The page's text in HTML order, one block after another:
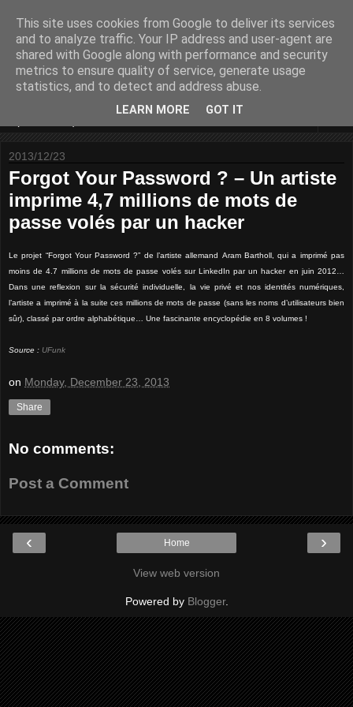
Some sharings around IS
Security and IT
2013/12/23
Forgot Your Password ? – Un artiste
imprime 4,7 millions de mots de
passe volés par un hacker
Le projet “Forgot Your Password ?” de l’artiste allemand Aram Bartholl, qui a imprimé pas
moins de 4.7 millions de mots de passe volés sur LinkedIn par un hacker en juin 2012…
Dans une reflexion sur la sécurité individuelle, la vie privé et nos identités numériques,
l’artiste a imprimé à la suite ces millions de mots de passe (sans les noms d’utilisateurs bien
sûr), classé par ordre alphabétique… Une fascinante encyclopédie en 8 volumes !
Source : UFunk
on Monday, December 23, 2013
Share
No comments:
Post a Comment
‹ ›
Home
View web version
Powered by Blogger.
This site uses cookies from Google to deliver its services
and to analyze traffic. Your IP address and user-agent are
shared with Google along with performance and security
metrics to ensure quality of service, generate usage
statistics, and to detect and address abuse.
LEARN MORE GOT IT